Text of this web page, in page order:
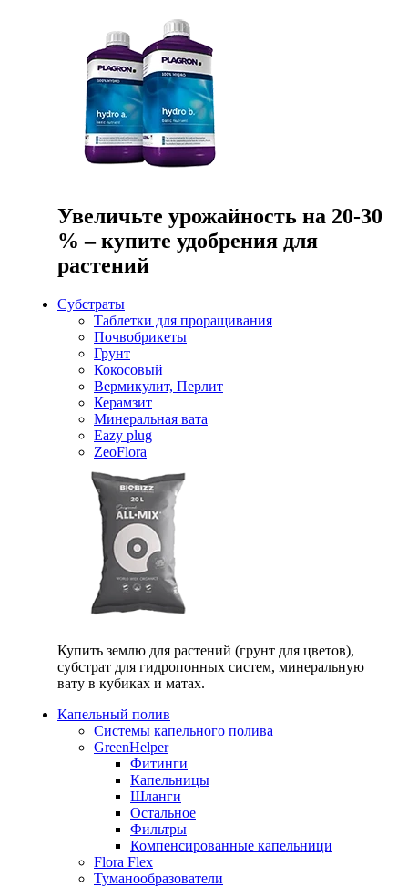
Увеличьте урожайность на 20-30
% – купите удобрения для
растений
Субстраты
Таблетки для проращивания
Почвобрикеты
Грунт
Кокосовый
Вермикулит, Перлит
Керамзит
Минеральная вата
Eazy plug
ZeoFlora
Купить землю для растений (грунт для цветов),
субстрат для гидропонных систем, минеральную
вату в кубиках и матах.
Капельный полив
Системы капельного полива
GreenHelper
Фитинги
Капельницы
Шланги
Остальное
Фильтры
Компенсированные капельници
Flora Flex
Туманообразователи